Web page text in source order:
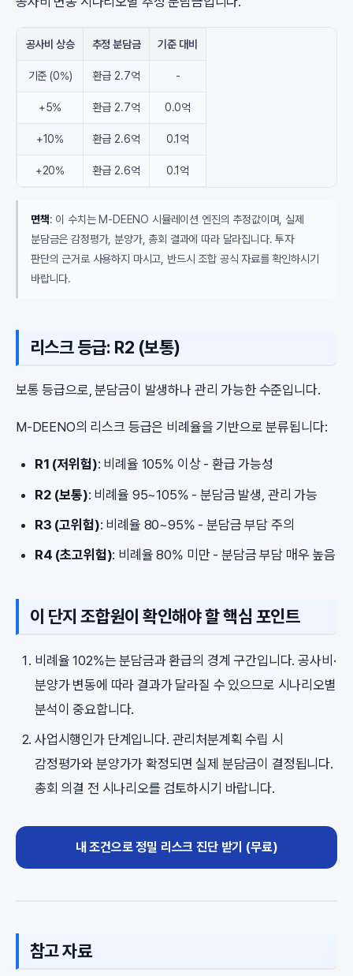
공사비 상승 추정 분담금 기준 대비
기준 (0%) 환급 2.7억 -
+5% 환급 2.7억 0.0억
+10% 환급 2.6억 0.1억
+20% 환급 2.6억 0.1억
면책: 이 수치는 M-DEENO 시뮬레이션 엔진의 추정값이며, 실제
분담금은 감정평가, 분양가, 총회 결과에 따라 달라집니다. 투자
판단의 근거로 사용하지 마시고, 반드시 조합 공식 자료를 확인하시기
바랍니다.
리스크 등급: R2 (보통)
보통 등급으로, 분담금이 발생하나 관리 가능한 수준입니다.
M-DEENO의 리스크 등급은 비례율을 기반으로 분류됩니다:
R1 (저위험): 비례율 105% 이상 - 환급 가능성
R2 (보통): 비례율 95~105% - 분담금 발생, 관리 가능
R3 (고위험): 비례율 80~95% - 분담금 부담 주의
R4 (초고위험): 비례율 80% 미만 - 분담금 부담 매우 높음
이 단지 조합원이 확인해야 할 핵심 포인트
비례율 102%는 분담금과 환급의 경계 구간입니다. 공사비·
분양가 변동에 따라 결과가 달라질 수 있으므로 시나리오별
분석이 중요합니다.
사업시행인가 단계입니다. 관리처분계획 수립 시
감정평가와 분양가가 확정되면 실제 분담금이 결정됩니다.
총회 의결 전 시나리오를 검토하시기 바랍니다.
내 조건으로 정밀 리스크 진단 받기 (무료)
참고 자료